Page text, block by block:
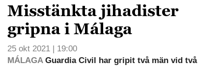
Misstänkta jihadister
gripna i Málaga
25 okt 2021 | 19:00
MÁLAGAGuardia Civil har gripit två män vid två